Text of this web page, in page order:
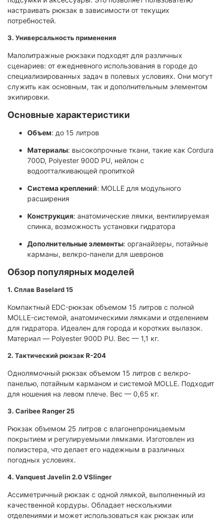
настраивать рюкзак в зависимости от текущих
потребностей.
3. Универсальность применения
Малолитражные рюкзаки подходят для различных
сценариев: от ежедневного использования в городе до
специализированных задач в полевых условиях. Они могут
служить как основным, так и дополнительным элементом
экипировки.
Основные характеристики
Объем: до 15 литров
Материалы: высокопрочные ткани, такие как Cordura
700D, Polyester 900D PU, нейлон с
водоотталкивающей пропиткой
Система креплений: MOLLE для модульного
расширения
Конструкция: анатомические лямки, вентилируемая
спинка, возможность установки гидратора
Дополнительные элементы: органайзеры, потайные
карманы, велкро-панели для шевронов
Обзор популярных моделей
1. Сплав Baselard 15
Компактный EDC-рюкзак объемом 15 литров с полной
MOLLE-системой, анатомическими лямками и отделением
для гидратора. Идеален для города и коротких вылазок.
Материал — Polyester 900D PU. Вес — 1,1 кг.
2. Тактический рюкзак R-204
Однолямочный рюкзак объемом 15 литров с велкро-
панелью, потайным карманом и системой MOLLE. Подходит
для ношения на левом плече. Вес — 0,65 кг.
3. Caribee Ranger 25
Рюкзак объемом 25 литров с влагонепроницаемым
покрытием и регулируемыми лямками. Изготовлен из
полиэстера, что делает его надежным в различных
погодных условиях.
4. Vanquest Javelin 2.0 VSlinger
Ассиметричный рюкзак с одной лямкой, выполненный из
качественной кордуры. Обладает несколькими
отделениями и может использоваться как рюкзак или